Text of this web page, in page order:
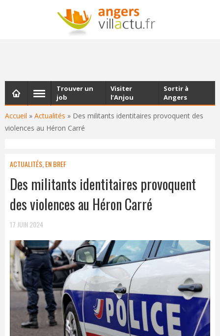
NEWSLETTER
Les dernières actualités d'Angers, chaque vendredi dans
Accueil » Actualités » Des militants identitaires provoquent des
violences au Héron Carré
Trouver un
job
Visiter
l’Anjou
Sortir à
Angers
ACTUALITÉS EN BREF
Des militants identitaires provoquent
des violences au Héron Carré
17 JUIN 2024